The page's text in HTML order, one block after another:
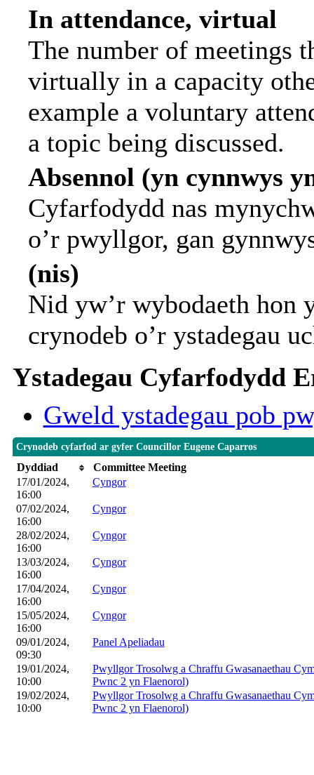
In attendance, virtual
The number of meetings
virtually in a capacity
example a voluntary
a topic being discussed.
Absennol (yn cynnwys
Cyfarfodydd nas
o’r pwyllgor, gan
(nis)
Nid yw’r wybodaeth hon
crynodeb o’r ystadegau
Ystadegau Cyfarfodydd
Gweld ystadegau pob
Crynodeb cyfarfod ar gyfer Councillor Eugene Caparros
Dyddiad
Committee Meeting
17/01/2024,
16:00
Cyngor
07/02/2024,
16:00
Cyngor
28/02/2024,
16:00
Cyngor
13/03/2024,
16:00
Cyngor
17/04/2024,
16:00
Cyngor
15/05/2024,
16:00
Cyngor
09/01/2024,
09:30
Panel Apeliadau
19/01/2024,
10:00
Pwyllgor Trosolwg a Chraffu Gwasanaethau
Pwnc 2 yn Flaenorol)
19/02/2024,
10:00
Pwyllgor Trosolwg a Chraffu Gwasanaethau
Pwnc 2 yn Flaenorol)